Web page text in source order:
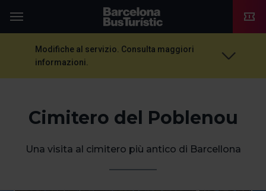
TMB-OCI
Modifiche al servizio. Consulta maggiori
informazioni.
Cimitero del Poblenou
Una visita al cimitero più antico di Barcellona